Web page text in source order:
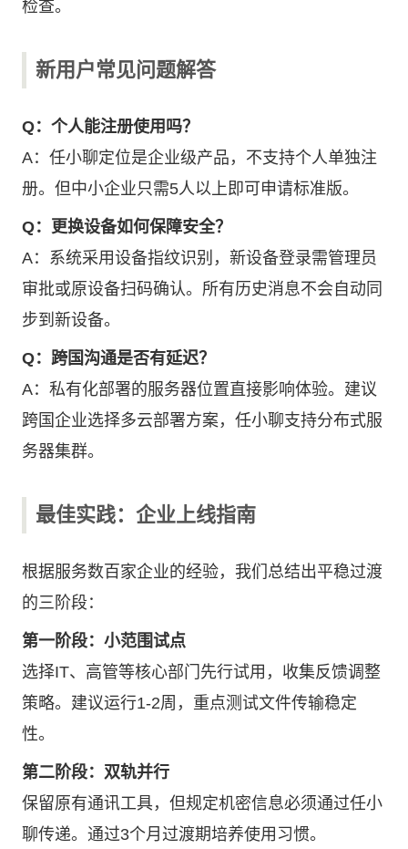
检查。
新用户常见问题解答
Q：个人能注册使用吗？
A：任小聊定位是企业级产品，不支持个人单独注
册。但中小企业只需5人以上即可申请标准版。
Q：更换设备如何保障安全？
A：系统采用设备指纹识别，新设备登录需管理员
审批或原设备扫码确认。所有历史消息不会自动同
步到新设备。
Q：跨国沟通是否有延迟？
A：私有化部署的服务器位置直接影响体验。建议
跨国企业选择多云部署方案，任小聊支持分布式服
务器集群。
最佳实践：企业上线指南
根据服务数百家企业的经验，我们总结出平稳过渡
的三阶段：
第一阶段：小范围试点
选择IT、高管等核心部门先行试用，收集反馈调整
策略。建议运行1-2周，重点测试文件传输稳定
性。
第二阶段：双轨并行
保留原有通讯工具，但规定机密信息必须通过任小
聊传递。通过3个月过渡期培养使用习惯。